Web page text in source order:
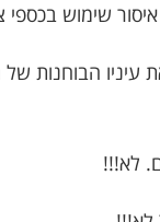
שימוש בכספי
הבוחנות של
לא!!!